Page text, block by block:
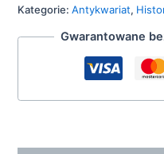
Kategorie:Antykwariat,
Gwarantowane